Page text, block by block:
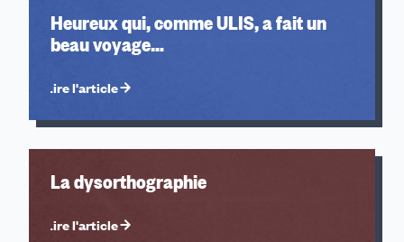
Heureux qui, comme ULIS, a fait un
beau voyage…
Lire l'article
La dysorthographie
Lire l'article